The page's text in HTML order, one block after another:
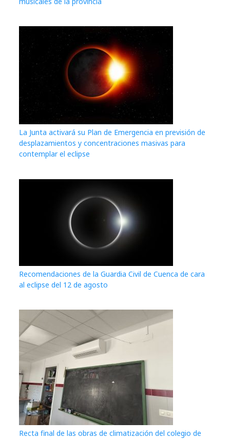
La Junta activará su Plan de Emergencia en previsión de
desplazamientos y concentraciones masivas para
contemplar el eclipse
Recomendaciones de la Guardia Civil de Cuenca de cara
al eclipse del 12 de agosto
Recta final de las obras de climatización del colegio de